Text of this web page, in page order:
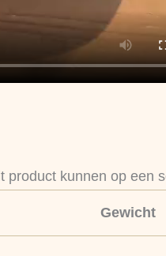
product kunnen op een
Gewicht